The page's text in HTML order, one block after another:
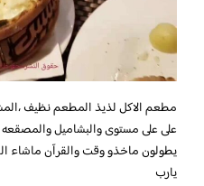
مطعم الاكل لذيذ المطعم نظيف
على على مستوى والبشاميل والمصقعه
يطولون ماخذو وقت والقرآن ماشاء
يارب